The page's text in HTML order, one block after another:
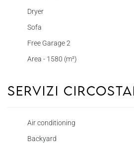
Dryer
Sofa
Free Garage 2
Area - 1580 (m²)
Servizi
Air conditioning
Backyard